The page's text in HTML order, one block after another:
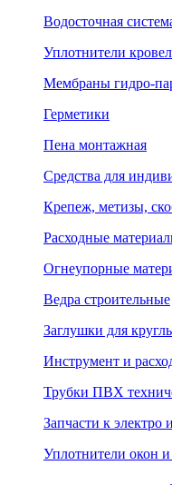
Водосточная
Уплотнители
Мембраны гидро-
Герметики
Пена монтажная
Средства для
Крепеж, метизы,
Расходные
Огнеупорные
Ведра строительные
Заглушки для
Инструмент и
Трубки ПВХ
Запчасти к электро
Уплотнители окон